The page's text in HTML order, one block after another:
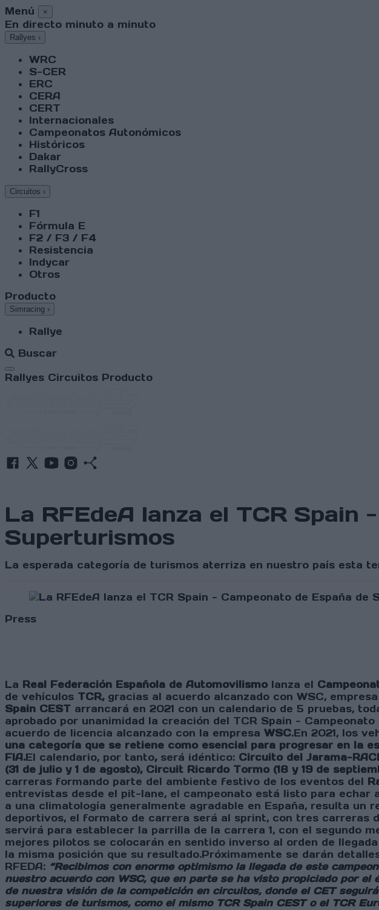
Menú ×
En directo minuto a minuto
Rallyes ›
WRC
S-CER
ERC
CERA
CERT
Internacionales
Campeonatos Autonómicos
Históricos
Dakar
RallyCross
Circuitos ›
F1
Fórmula E
F2 / F3 / F4
Resistencia
Indycar
Otros
Producto
Simracing ›
Rallye
Buscar
Abrir menú
Rallyes Circuitos Producto
La RFEdeA lanza el TCR Spain
Superturismos
La esperada categoría de turismos aterriza en nuestro país esta
Press
La Real Federación Española de Automovilismo lanza el
de vehículos TCR,gracias al acuerdo alcanzado con WSC,
Spain CEST arrancará en 2021 con un calendario de 5 pruebas,
aprobado por unanimidad la creación del TCR Spain -
acuerdo de licencia alcanzado con la empresa WSC.En 2021, los
una categoría que se retiene como esencial para progresar en la
FIA.El calendario, por tanto, será idéntico: Circuito del Jarama-
(31 de julio y 1 de agosto), Circuit Ricardo Tormo (18 y 19 de
carreras formando parte del ambiente festivo de los eventos del
entrevistas desde el pit-lane, el campeonato está listo para
a una climatología generalmente agradable en España, resulta
deportivos, el formato de carrera será al sprint, con tres carreras
servirá para establecer la parrilla de la carrera 1, con el segundo
mejores pilotos se colocarán en sentido inverso al orden de
la misma posición que su resultado.Próximamente se darán
RFEDA: “Recibimos con enorme optimismo la llegada de este
nuestro acuerdo con WSC, que en parte se ha visto propiciado por
de nuestra visión de la competición en circuitos, donde el CET
superiores de turismos, como el mismo TCR Spain CEST o el TCR